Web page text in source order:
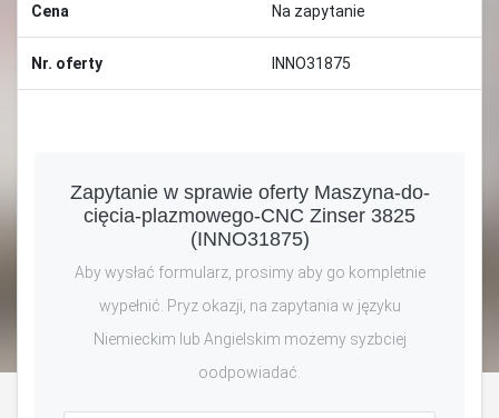
Cena Na zapytanie
Nr. oferty INNO31875
Zapytanie w sprawie oferty Maszyna-do-
cięcia-plazmowego-CNC Zinser 3825
(INNO31875)
Aby wysłać formularz, prosimy aby go kompletnie
wypełnić. Pryz okazji, na zapytania w języku
Niemieckim lub Angielskim możemy syzbciej
oodpowiadać.